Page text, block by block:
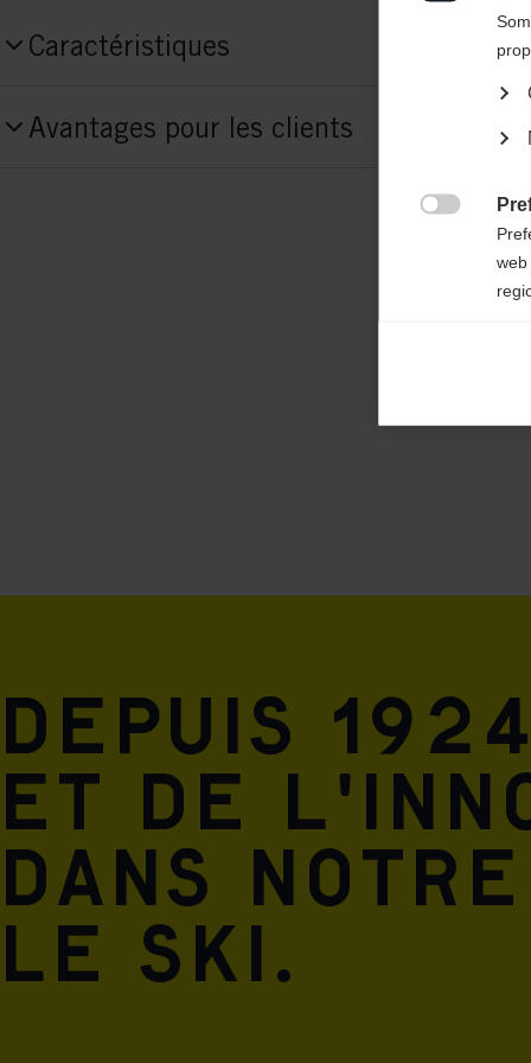
Caractéristiques
G86323
Avantages pour les clients
Depuis
et de
dans notre
le ski.
web